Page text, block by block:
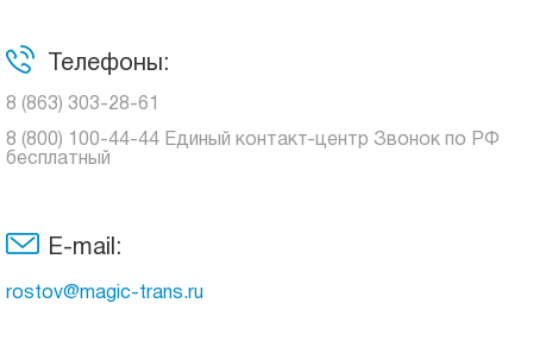
Телефоны:
8 (863) 303-28-61
8 (800) 100-44-44 Единый контакт-центр Звонок по РФ
бесплатный
E-mail:
rostov@magic-trans.ru